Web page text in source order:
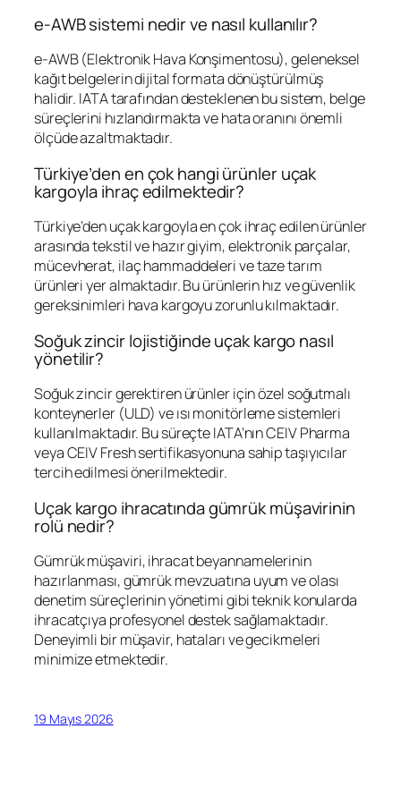
e-AWB sistemi nedir ve nasıl kullanılır?
e-AWB (Elektronik Hava Konşimentosu), geleneksel
kağıt belgelerin dijital formata dönüştürülmüş
halidir. IATA tarafından desteklenen bu sistem, belge
süreçlerini hızlandırmakta ve hata oranını önemli
ölçüde azaltmaktadır.
Türkiye’den en çok hangi ürünler uçak
kargoyla ihraç edilmektedir?
Türkiye’den uçak kargoyla en çok ihraç edilen ürünler
arasında tekstil ve hazır giyim, elektronik parçalar,
mücevherat, ilaç hammaddeleri ve taze tarım
ürünleri yer almaktadır. Bu ürünlerin hız ve güvenlik
gereksinimleri hava kargoyu zorunlu kılmaktadır.
Soğuk zincir lojistiğinde uçak kargo nasıl
yönetilir?
Soğuk zincir gerektiren ürünler için özel soğutmalı
konteynerler (ULD) ve ısı monitörleme sistemleri
kullanılmaktadır. Bu süreçte IATA’nın CEIV Pharma
veya CEIV Fresh sertifikasyonuna sahip taşıyıcılar
tercih edilmesi önerilmektedir.
Uçak kargo ihracatında gümrük müşavirinin
rolü nedir?
Gümrük müşaviri, ihracat beyannamelerinin
hazırlanması, gümrük mevzuatına uyum ve olası
denetim süreçlerinin yönetimi gibi teknik konularda
ihracatçıya profesyonel destek sağlamaktadır.
Deneyimli bir müşavir, hataları ve gecikmeleri
minimize etmektedir.
19 Mayıs 2026